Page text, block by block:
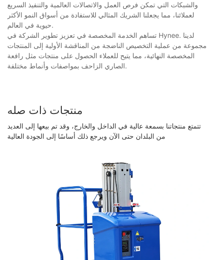
والشبكات التي تمكن فرص العمل والاتصالات العالمية والتنفيذ السريع
لعملائنا، مما يجعلنا الشريك المثالي للاستفادة من أسواق النمو الأكثر
حيوية في العالم.
تساهم الخدمة المخصصة في تعزيز تطوير الشركة في Hynee. لدينا
مجموعة من عملية التخصيص الناضجة من المناقشة الأولية إلى المنتجات
المخصصة النهائية، مما يتيح للعملاء الحصول على منتجات مثل رافعة
الصاري الزاحف بمواصفات وأنماط مختلفة.
منتجات ذات صله
تتمتع منتجاتنا بسمعة عالية في الداخل والخارج، وقد تم بيعها إلى العديد
من البلدان حتى الآن ويرجع ذلك أساسًا إلى الجودة العالية